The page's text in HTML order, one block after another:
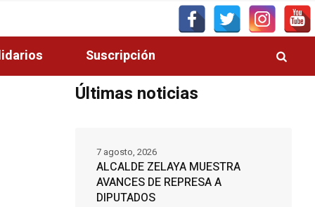
Suscripción
Últimas noticias
ALCALDE ZELAYA MUESTRA
AVANCES DE REPRESA A
DIPUTADOS
7 agosto, 2026